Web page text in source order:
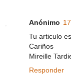
Anónimo
Tu articulo
Cariños
Mireille
Responder